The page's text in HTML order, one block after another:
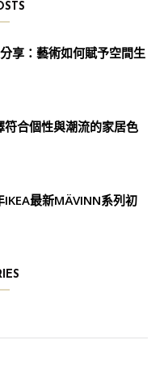
享：藝術如何賦予空間生
合個性與潮流的家居色
最新MÄVINN系列初